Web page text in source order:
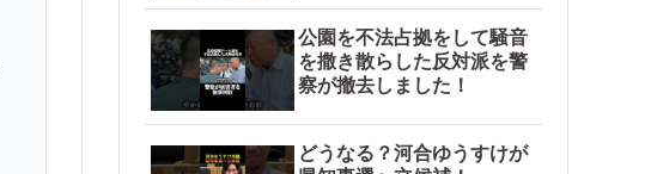
公園を不法占拠をして騒音
を撒き散らした反対派を警
察が撤去しました！
どうなる？河合ゆうすけが